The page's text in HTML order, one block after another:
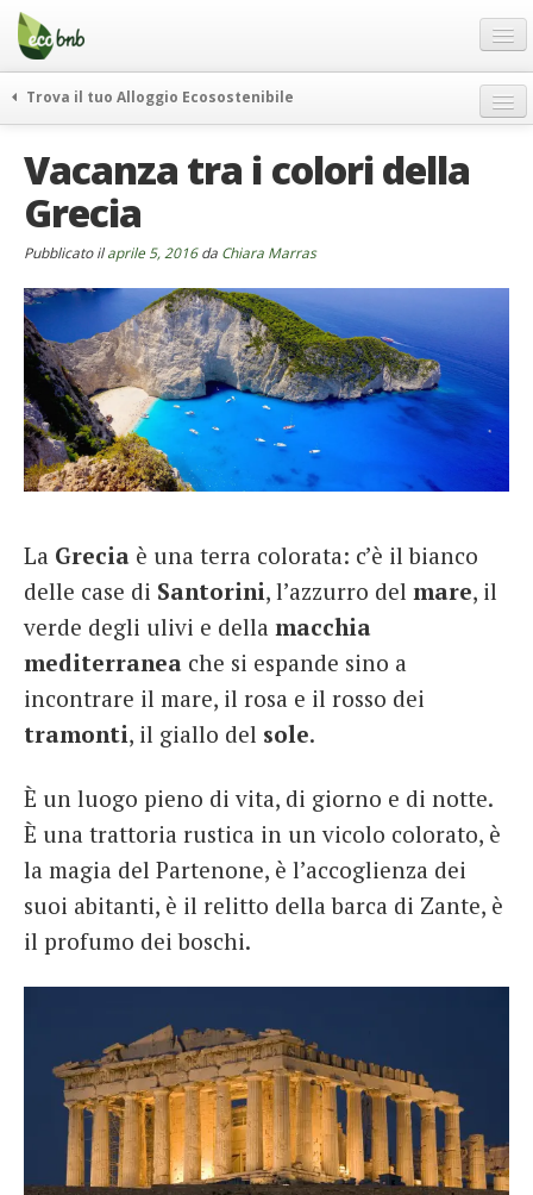
Menu
Salta
contenuto
Offerte Speciali
Regali
FAQ
Chi Siamo
Partner
Contatti
Italiano
German
English
French
Italiano
Trova il tuo Alloggio Ecosostenibile
itinerari
curiosità
vivere e viaggiare verde
ecohotel
rassegna stampa
Vacanza tra i colori della
Grecia
Pubblicato ilaprile 5, 2016da Chiara Marras
La Grecia è una terra colorata: c’è il bianco
delle case di Santorini, l’azzurro del mare, il
verde degli ulivi e della macchia
mediterranea che si espande sino a
incontrare il mare, il rosa e il rosso dei
tramonti, il giallo del sole.
È un luogo pieno di vita, di giorno e di notte.
È una trattoria rustica in un vicolo colorato, è
la magia del Partenone, è l’accoglienza dei
suoi abitanti, è il relitto della barca di Zante, è
il profumo dei boschi.